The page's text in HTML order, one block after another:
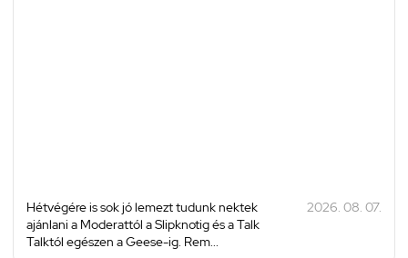
Hétvégére is sok jó lemezt tudunk nektek
ajánlani a Moderattól a Slipknotig és a Talk
Talktól egészen a Geese-ig. Rem...
2026. 08. 07.